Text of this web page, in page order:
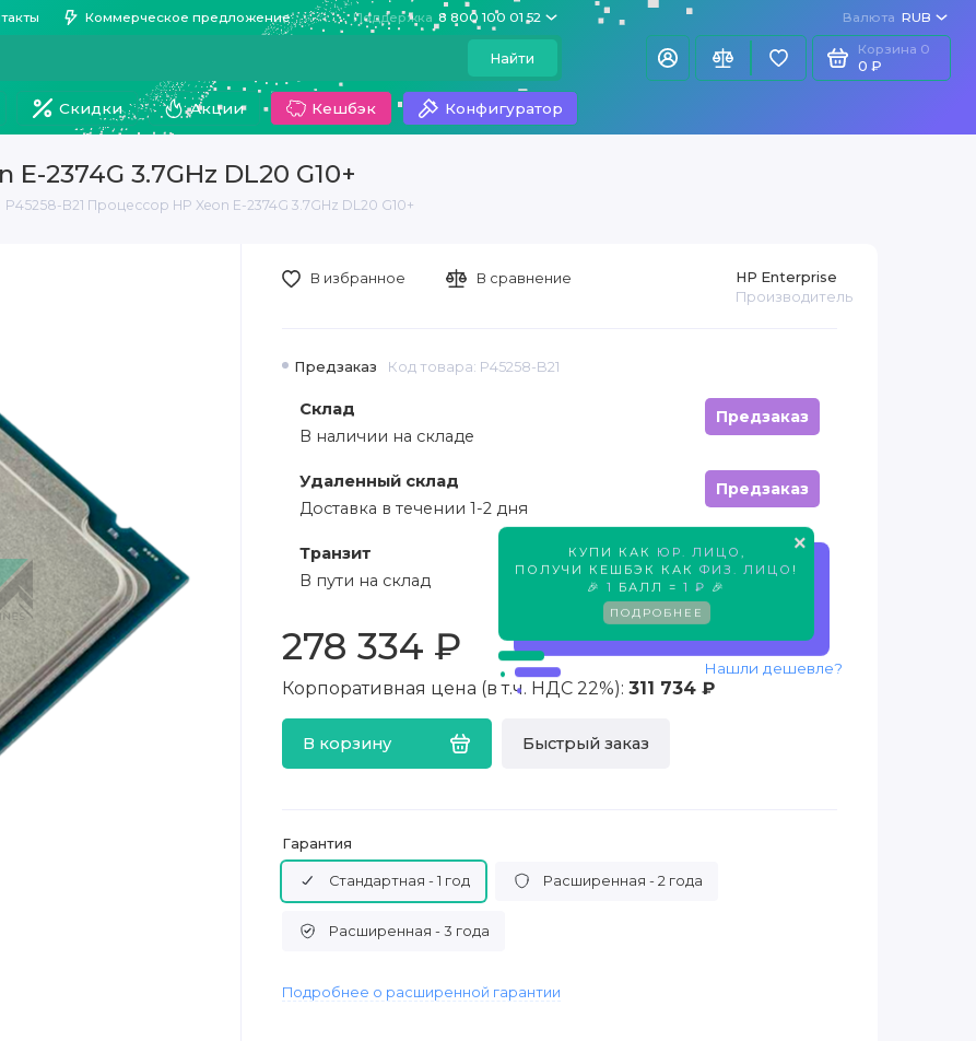
Коммерческое предложение Поддержка 8 800 100 01 52 Валюта RUB
Найти
Корзина 0
0 ₽
Скидки Акции Кешбэк Конфигуратор
2374G 3.7GHz DL20 G10+
P45258-B21 Процессор HP Xeon E-2374G 3.7GHz DL20 G10+
×
КУПИ КАК ЮР. ЛИЦО
ПОЛУЧИ КЕШБЭК КАК ФИЗ. ЛИЦО !
🎉1БАЛЛ = 1 ₽ 🎉
ПОДРОБНЕЕ
Предзаказ Код товара: P45258-B21
HP Enterprise
Производитель
Склад
Предзаказ
В наличии на складе
Удаленный склад
Предзаказ
Доставка в течении 1-2 дня
Транзит
Предзаказ
В пути на склад
278 334 ₽
Корпоративная цена (в т.ч. НДС 22%): 311 734 ₽
В корзину Быстрый заказ
Нашли дешевле?
В избранное В сравнение
Гарантия
Стандартная - 1 год Расширенная - 2 года
Расширенная - 3 года
Подробнее о расширенной гарантии